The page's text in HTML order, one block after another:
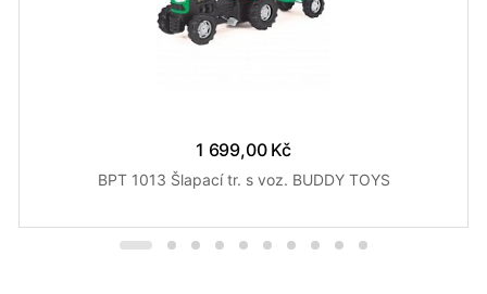
1 699,00 Kč
BPT 1013 Šlapací tr. s voz. BUDDY TOYS